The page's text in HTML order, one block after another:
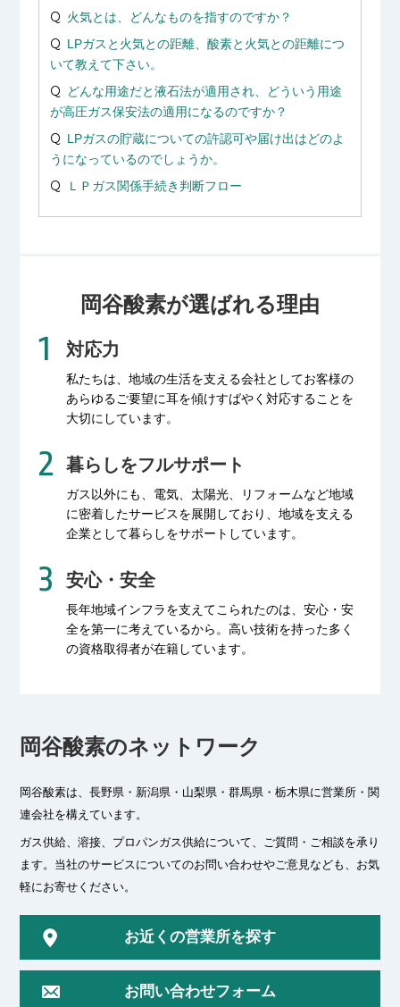
火気とは、どんなものを指すのですか？
LPガスと火気との距離、酸素と火気との距離につ
いて教えて下さい。
どんな用途だと液石法が適用され、どういう用途
が高圧ガス保安法の適用になるのですか？
LPガスの貯蔵についての許認可や届け出はどのよ
うになっているのでしょうか。
ＬＰガス関係手続き判断フロー
岡谷酸素が選ばれる理由
対応力
私たちは、地域の生活を支える会社としてお客様の
あらゆるご要望に耳を傾けすばやく対応することを
大切にしています。
暮らしをフルサポート
ガス以外にも、電気、太陽光、リフォームなど地域
に密着したサービスを展開しており、地域を支える
企業として暮らしをサポートしています。
安心・安全
長年地域インフラを支えてこられたのは、安心・安
全を第一に考えているから。高い技術を持った多く
の資格取得者が在籍しています。
岡谷酸素のネットワーク
岡谷酸素は、長野県・新潟県・山梨県・群馬県・栃木県に営業所・関
連会社を構えています。
ガス供給、溶接、プロパンガス供給について、ご質問・ご相談を承り
ます。 当社のサービスについてのお問い合わせやご意見なども、お気
軽にお寄せください。
お近くの営業所を探す
お問い合わせフォーム